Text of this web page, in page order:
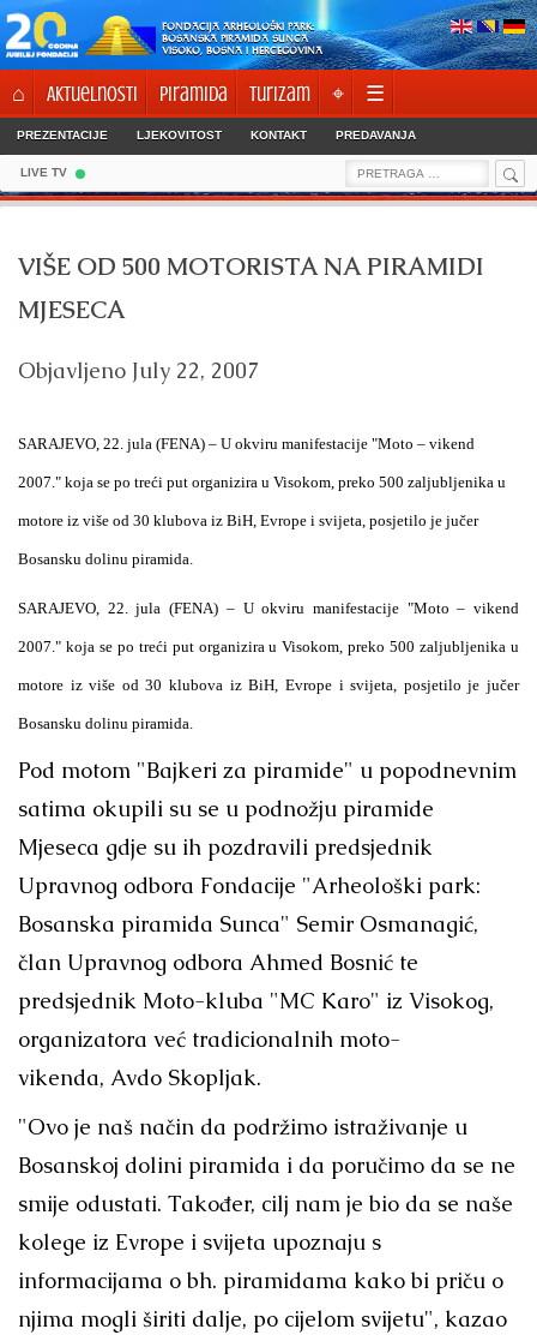
Skip
to
content
FONDACIJA ARHEOLOŠKI PARK:
BOSANSKA PIRAMIDA SUNCA
VISOKO, BOSNA I HERCEGOVINA
⌂ Aktuelnosti Piramida Turizam ⌖ ☰
PREZENTACIJE LJEKOVITOST KONTAKT PREDAVANJA
LIVE TV
Search
for:
VIŠE OD 500 MOTORISTA NA PIRAMIDI
MJESECA
Objavljeno July 22, 2007
SARAJEVO , 22. jula (FENA) – U okviru manifestacije "Moto – vikend
2007." koja se po treći put organizira u Visokom, preko 500 zaljubljenika u
motore iz više od 30 klubova iz BiH, Evrope i svijeta, posjetilo je jučer
Bosansku dolinu piramida.
SARAJEVO , 22. jula (FENA) – U okviru manifestacije "Moto – vikend
2007." koja se po treći put organizira u Visokom, preko 500 zaljubljenika u
motore iz više od 30 klubova iz BiH, Evrope i svijeta, posjetilo je jučer
Bosansku dolinu piramida.
Pod motom "Bajkeri za piramide" u popodnevnim
satima okupili su se u podnožju piramide
Mjeseca gdje su ih pozdravili predsjednik
Upravnog odbora Fondacije "Arheološki park:
Bosanska piramida Sunca" Semir Osmanagić,
član Upravnog odbora Ahmed Bosnić te
predsjednik Moto-kluba "MC Karo" iz Visokog,
organizatora već tradicionalnih moto-
vikenda, Avdo Skopljak.
"Ovo je naš način da podržimo istraživanje u
Bosanskoj dolini piramida i da poručimo da se ne
smije odustati. Također, cilj nam je bio da se naše
kolege iz Evrope i svijeta upoznaju s
informacijama o bh. piramidama kako bi priču o
njima mogli širiti dalje, po cijelom svijetu", kazao